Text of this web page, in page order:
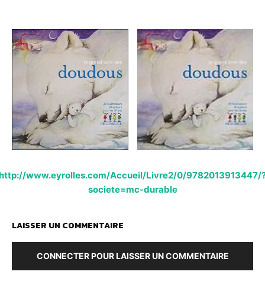
www.eyrolles.com/Accueil/Livre2/0/9782013913447/
societe=mc-durable
LAISSER UN COMMENTAIRE
CONNECTER POUR LAISSER UN COMMENTAIRE